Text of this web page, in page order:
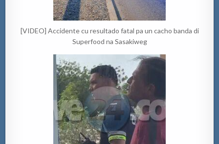
[VIDEO] Accidente cu resultado fatal pa un cacho banda di
Superfood na Sasakiweg